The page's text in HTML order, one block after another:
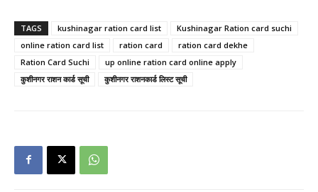
TAGS kushinagar ration card list
Kushinagar Ration card suchi
online ration card list
ration card
ration card dekhe
Ration Card Suchi
up online ration card online apply
कुशीनगर राशन कार्ड सूची
कुशीनगर राशनकार्ड लिस्ट सूची